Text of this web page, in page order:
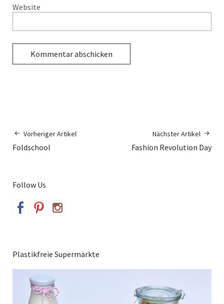
Website
Vorheriger Artikel
Foldschool
Nächster Artikel
Fashion Revolution Day
Follow Us
Plastikfreie Supermärkte